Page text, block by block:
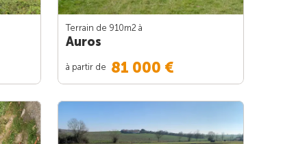
Terrain de 910m2 à
Auros
à partir de 81 000 €